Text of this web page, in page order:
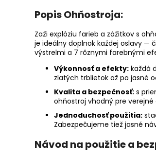
Popis Ohňostroja:
Zaži explóziu farieb a zážitkov s
je ideálny doplnok každej oslavy —
výstrelmi a 7 rôznymi farebnými
Výkonnosť a efekty: každá
zlatých trblietok až po jasné
Kvalita a bezpečnosť: s
ohňostroj vhodný pre verejné
Jednoduchosť použitia:
Zabezpečujeme tiež jasné
Návod na použitie a